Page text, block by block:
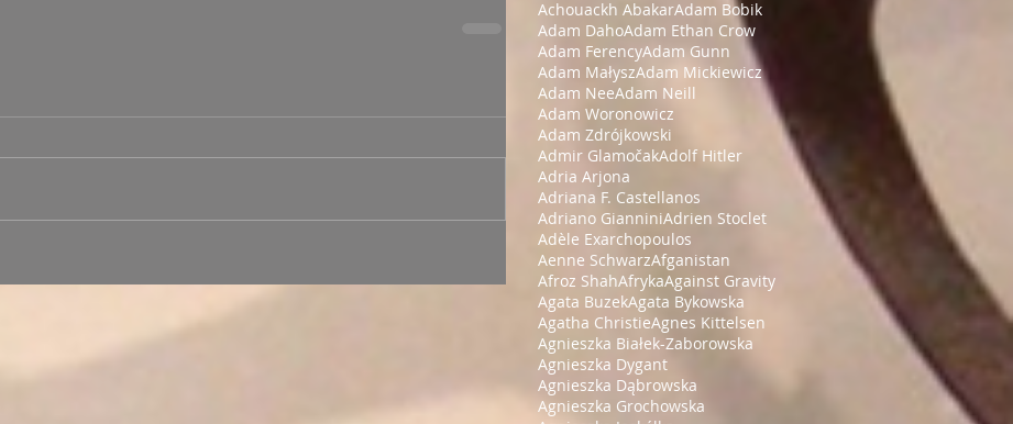
Achouackh AbakarAdam Bobik
Adam DahoAdam Ethan Crow
Adam FerencyAdam Gunn
Adam MałyszAdam Mickiewicz
Adam NeeAdam Neill
Adam Woronowicz
Adam Zdrójkowski
Admir GlamočakAdolf Hitler
Adria Arjona
Adriana F. Castellanos
Adriano GianniniAdrien Stoclet
Adèle Exarchopoulos
Aenne SchwarzAfganistan
Afroz ShahAfrykaAgainst Gravity
Agata BuzekAgata Bykowska
Agatha ChristieAgnes Kittelsen
Agnieszka Białek-Zaborowska
Agnieszka Dygant
Agnieszka Dąbrowska
Agnieszka Grochowska